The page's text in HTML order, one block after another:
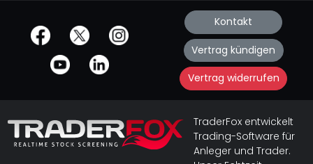
offizielle Social Media-Accounts Kontakt
Vertrag kündigen
Vertrag widerrufen
TraderFox entwickelt
Trading-Software für
Anleger und Trader.